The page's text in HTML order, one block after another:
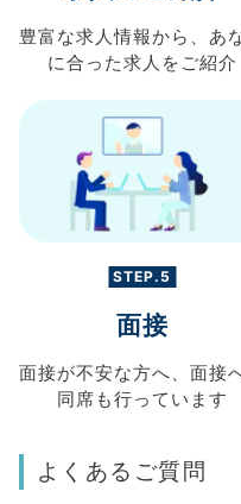
豊富な求人情報から、 あ
に合った求人を ご紹介
STEP.5
面接
面接が不安な方へ、 面接
同席も行っています
よくあるご質問